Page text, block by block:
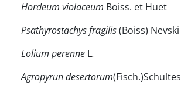
Hordeum violaceum Boiss. et Huet
Psathyrostachys fragilis(Boiss) Nevski
Lolium perenne L.
Agropyrun desertorum(Fisch.)Schultes